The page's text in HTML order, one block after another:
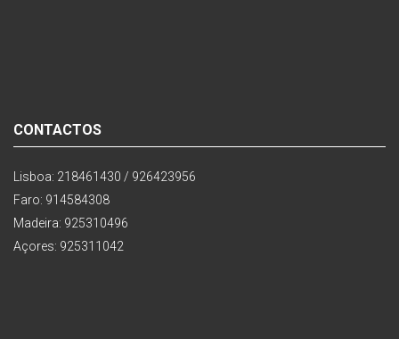
CONTACTOS
Lisboa: 218461430 / 926423956
Faro: 914584308
Madeira: 925310496
Açores: 925311042